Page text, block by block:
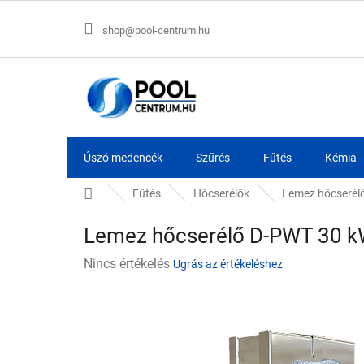
shop@pool-centrum.hu
Úszó medencék Szűrés Fűtés Kémia
KezdőlapFűtés Hőcserélők Lemez
Lemez hőcserélő D-PWT 30
ANincs értékelés Ugrás az értékeléshez